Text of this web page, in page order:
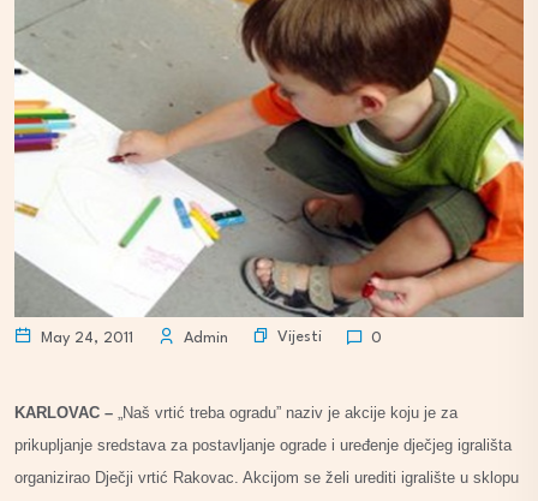
May 24, 2011 Admin Vijesti 0
KARLOVAC – „Naš vrtić treba ogradu” naziv je akcije koju je za
prikupljanje sredstava za postavljanje ograde i uređenje dječjeg igrališta
organizirao Dječji vrtić Rakovac. Akcijom se želi urediti igralište u sklopu